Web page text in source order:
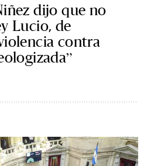
dijo que no
Lucio, de
contra